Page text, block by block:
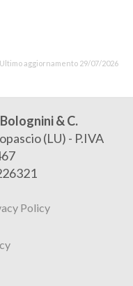
Ultimo aggiornamento 29/07/2026
& C.
(LU) - P.IVA
Policy